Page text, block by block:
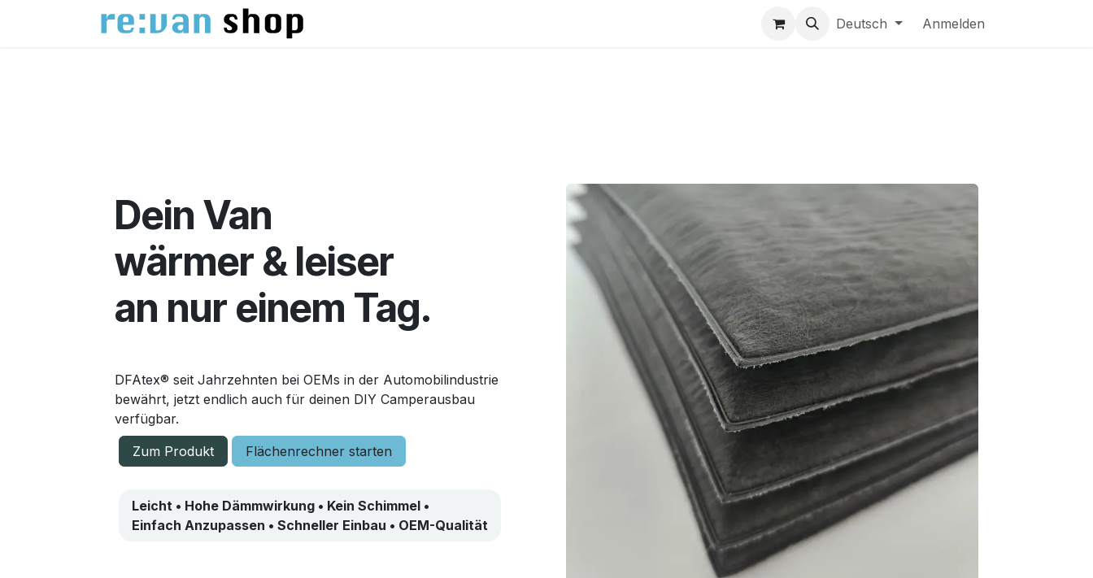
Deutsch Anmelden
Dein Van
wärmer & leiser
an nur einem Tag.
DFAtex® seit Jahrzehnten bei OEMs in der Automobilindustrie
bewährt, jetzt endlich auch für deinen DIY Camperausbau
verfügbar.
Leicht • Hohe Dämmwirkung • Kein Schimmel •
Einfach Anzupassen • Schneller Einbau • OEM-Qualität
Zum Produkt Flächenrechner starten